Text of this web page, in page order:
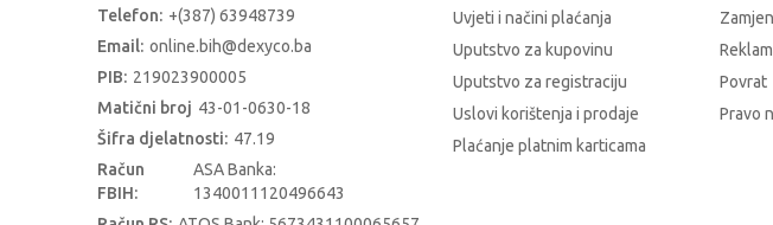
Telefon: +(387) 63948739
Email: online.bih@dexyco.ba
PIB: 219023900005
Matični broj 43-01-0630-18
Šifra djelatnosti: 47.19
Račun
FBIH:
ASA Banka:
1340011120496643
Uvjeti i načini plaćanja
Uputstvo za kupovinu
Uputstvo za registraciju
Uslovi korištenja i prodaje
Plaćanje platnim karticama
Povrat
Pravo